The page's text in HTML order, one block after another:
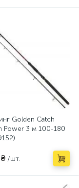
Golden Catch
Power 3 м 100-180
/шт.